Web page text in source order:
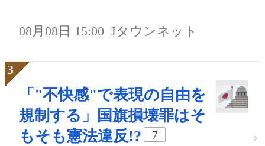
08月08日 15:00 Jタウンネット
「"不快感"で表現の自由を
規制する」国旗損壊罪はそ
もそも憲法違反!?
7